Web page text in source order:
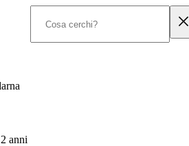
anni